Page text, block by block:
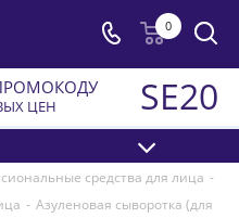
0
ЦЕН SE20
средства для лица -
- Азуленовая сыворотка (для